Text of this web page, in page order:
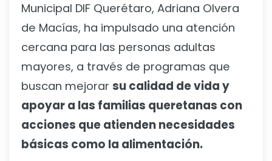
Municipal DIF Querétaro, Adriana Olvera
de Macías, ha impulsado una atención
cercana para las personas adultas
mayores, a través de programas que
buscan mejorar su calidad de vida y
apoyar a las familias queretanas con
acciones que atienden necesidades
básicas como la alimentación.